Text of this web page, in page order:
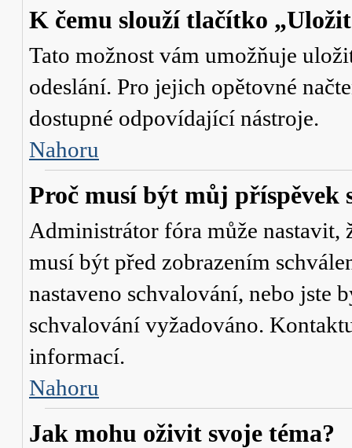
K čemu slouží tlačítko
Tato možnost vám umožňuje
odeslání. Pro jejich opětovné
dostupné odpovídající nástroje.
Nahoru
Proč musí být můj příspěvek
Administrátor fóra může nastavit,
musí být před zobrazením
nastaveno schvalování, nebo jste
schvalování vyžadováno.
informací.
Nahoru
Jak mohu oživit svoje téma?